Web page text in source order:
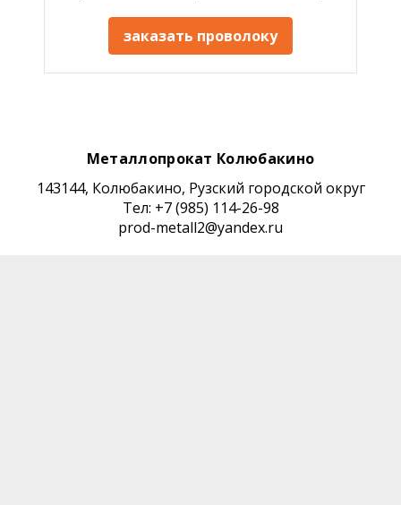
заказать проволоку
Металлопрокат Колюбакино
143144, Колюбакино, Рузский городской округ
Тел: +7 (985) 114-26-98
prod-metall2@yandex.ru